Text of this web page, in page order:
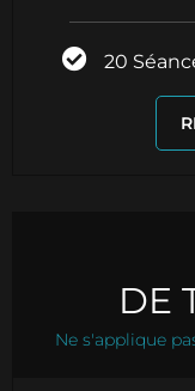
20
DE
Ne s'applique